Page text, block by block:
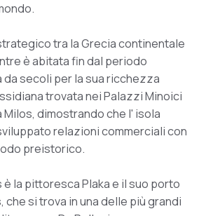
tra la Grecia continentale
è abitata fin dal periodo
secoli per la sua ricchezza
trovata nei Palazzi Minoici
dimostrando che l' isola
relazioni commerciali con
preistorico.
la pittoresca Plaka e il suo porto
che si trova in una delle più grandi